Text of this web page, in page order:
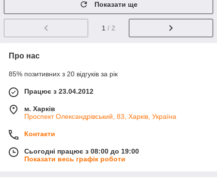
Показати ще
1 / 2
Про нас
85% позитивних з 20 відгуків за рік
Працює з 23.04.2012
м. Харків
Проспект Олександрівський, 83, Харків, Україна
Контакти
Сьогодні працює з 08:00 до 19:00
Показати весь графік роботи